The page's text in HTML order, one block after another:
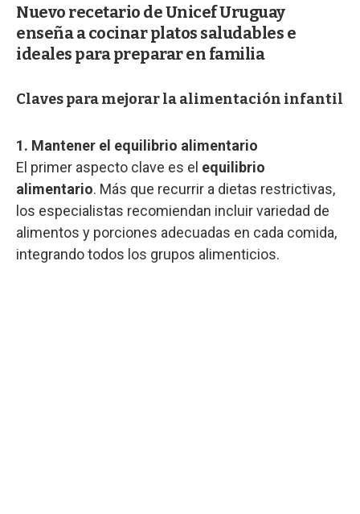
Nuevo recetario de Unicef Uruguay
enseña a cocinar platos saludables e
ideales para preparar en familia
Claves para mejorar la alimentación infantil
1. Mantener el equilibrio alimentario
El primer aspecto clave es el equilibrio
alimentario. Más que recurrir a dietas restrictivas,
los especialistas recomiendan incluir variedad de
alimentos y porciones adecuadas en cada comida,
integrando todos los grupos alimenticios.